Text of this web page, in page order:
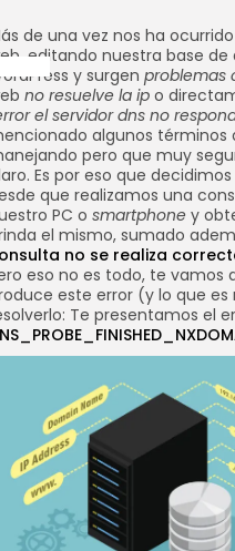
de una vez nos ha
editando nuestra base
y surgen problemas
no resuelve la ip o
el servidor dns no
algunos
pero que muy
Es por eso que
que realizamos una
PC o smartphone y
el mismo, sumado
no se realiza
eso no es todo, te vamos
este error (y lo que
Te presentamos el